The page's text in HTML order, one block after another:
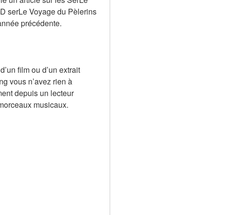
serLe Voyage du Pèlerins
précédente.
film ou d’un extrait
vous n’avez rien à
depuis un lecteur
musicaux.